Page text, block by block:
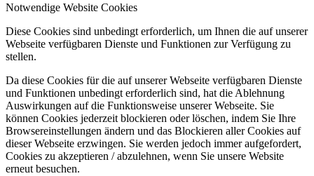
Notwendige Website Cookies
Diese Cookies sind unbedingt erforderlich, um Ihnen die auf unserer
Webseite verfügbaren Dienste und Funktionen zur Verfügung zu
stellen.
Da diese Cookies für die auf unserer Webseite verfügbaren Dienste
und Funktionen unbedingt erforderlich sind, hat die Ablehnung
Auswirkungen auf die Funktionsweise unserer Webseite. Sie
können Cookies jederzeit blockieren oder löschen, indem Sie Ihre
Browsereinstellungen ändern und das Blockieren aller Cookies auf
dieser Webseite erzwingen. Sie werden jedoch immer aufgefordert,
Cookies zu akzeptieren / abzulehnen, wenn Sie unsere Website
erneut besuchen.